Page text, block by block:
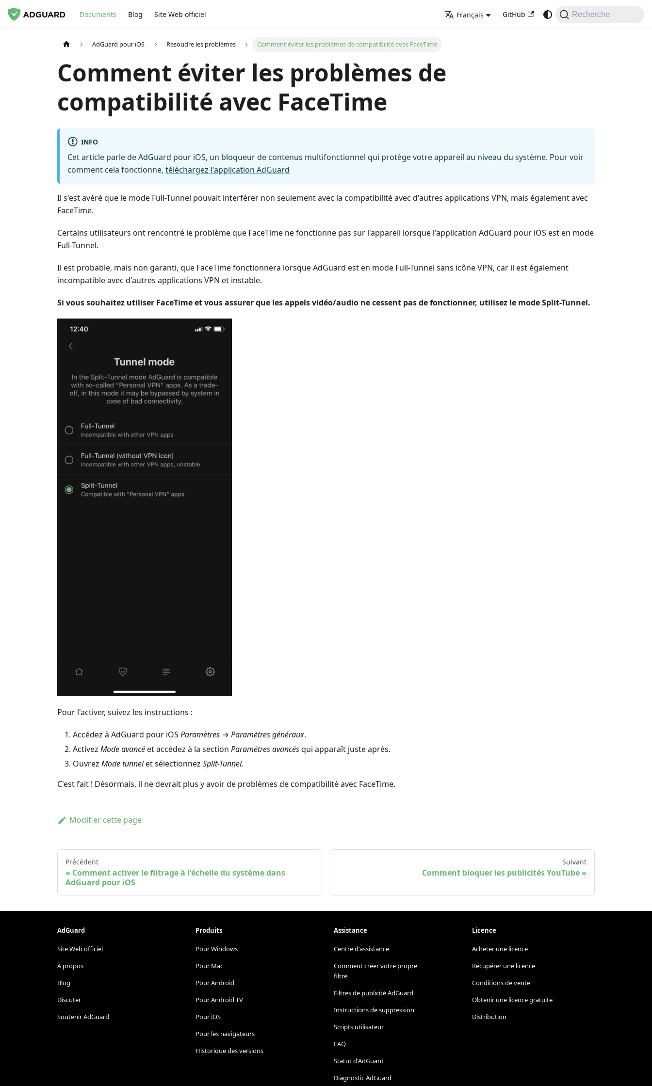
Documents Blog Site Web officiel Français GitHub Recherche
AdGuard pour iOS Résoudre les problèmes Comment éviter les problèmes de compatibilité avec FaceTime
Comment éviter les problèmes de
compatibilité avec FaceTime
INFO
Cet article parle de AdGuard pour iOS, un bloqueur de contenus multifonctionnel qui protège votre appareil au niveau du système. Pour voir
comment cela fonctionne, téléchargez l'application AdGuard
Il s'est avéré que le mode Full-Tunnel pouvait interférer non seulement avec la compatibilité avec d'autres applications VPN, mais également avec
FaceTime.
Certains utilisateurs ont rencontré le problème que FaceTime ne fonctionne pas sur l'appareil lorsque l'application AdGuard pour iOS est en mode
Full-Tunnel.
Il est probable, mais non garanti, que FaceTime fonctionnera lorsque AdGuard est en mode Full-Tunnel sans icône VPN, car il est également
incompatible avec d'autres applications VPN et instable.
Si vous souhaitez utiliser FaceTime et vous assurer que les appels vidéo/audio ne cessent pas de fonctionner, utilisez le mode Split-Tunnel.
Pour l'activer, suivez les instructions :
Accédez à AdGuard pour iOS Paramètres → Paramètres généraux.
Activez Mode avancéet accédez à la section Paramètres avancésqui apparaît juste après.
Ouvrez Mode tunnelet sélectionnez Split-Tunnel.
C'est fait ! Désormais, il ne devrait plus y avoir de problèmes de compatibilité avec FaceTime.
Modifier cette page
Précédent
Comment activer le filtrage à l'échelle du système dans
AdGuard pour iOS
Suivant
Comment bloquer les publicités YouTube
AdGuard
Site Web officiel
À propos
Blog
Discuter
Soutenir AdGuard
Produits
Pour Windows
Pour Mac
Pour Android
Pour Android TV
Pour iOS
Pour les navigateurs
Historique des versions
Assistance
Centre d'assistance
Comment créer votre propre
filtre
Filtres de publicité AdGuard
Instructions de suppression
Scripts utilisateur
FAQ
Statut d'AdGuard
Diagnostic AdGuard
Licence
Acheter une licence
Récupérer une licence
Conditions de vente
Obtenir une licence gratuite
Distribution